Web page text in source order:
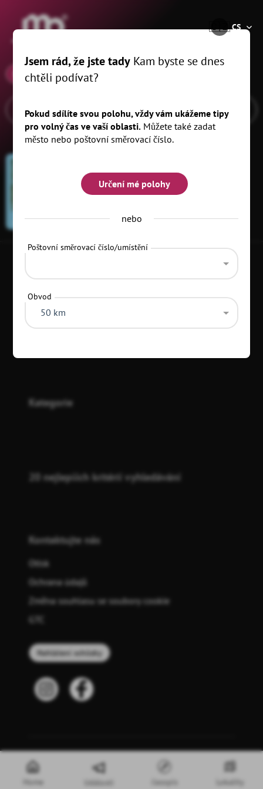
®
🇨🇿CS
13.10.25
Home Události časopis Lokality
SPORT A CVIČENÍ
Kategorie
20 nejlepších kritérií vyhledávání
Kontaktujte nás
Otisk
Ochrana údajů
Změna souhlasu se soubory cookie
Nahlášení schůzky
© 2026 meinplaner - die Eventplattform GmbH
Jsem rád, že jste tady Kam byste se dnes
chtěli podívat?
Pokud sdílíte svou polohu, vždy vám ukážeme tipy
pro volný čas ve vaší oblasti. Můžete také zadat
město nebo poštovní směrovací číslo.
Určení mé polohy
nebo
Poštovní směrovací číslo/umístění
Obvod
50 km